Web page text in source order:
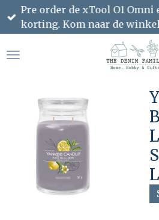
Ga
direct
de
Pre order de xTool O1
korting. Kom naar de